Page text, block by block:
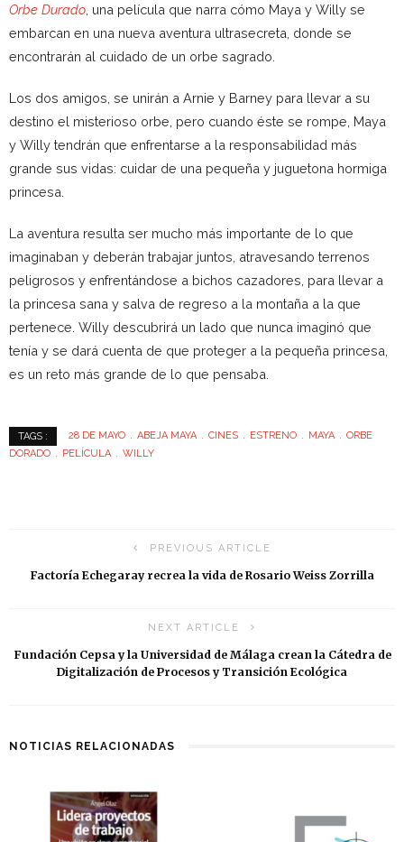
Orbe Durado , una película que narra cómo Maya y Willy se
embarcan en una nueva aventura ultrasecreta, donde se
encontrarán al cuidado de un orbe sagrado.
Los dos amigos, se unirán a Arnie y Barney para llevar a su
destino el misterioso orbe, pero cuando éste se rompe, Maya
y Willy tendrán que enfrentarse a la responsabilidad más
grande sus vidas: cuidar de una pequeña y juguetona hormiga
princesa.
La aventura resulta ser mucho más importante de lo que
imaginaban y deberán trabajar juntos, atravesando terrenos
peligrosos y enfrentándose a bichos cazadores, para llevar a
la princesa sana y salva de regreso a la montaña a la que
pertenece. Willy descubrirá un lado que nunca imaginó que
tenía y se dará cuenta de que proteger a la pequeña princesa,
es un reto más grande de lo que pensaba.
TAGS : 28 DE MAYO ABEJA MAYA CINES ESTRENO MAYA
ORBE
DORADO
PELÍCULA WILLY
PREVIOUS ARTICLE
Factoría Echegaray recrea la vida de Rosario Weiss Zorrilla
NEXT ARTICLE
Fundación Cepsa y la Universidad de Málaga crean la Cátedra de
Digitalización de Procesos y Transición Ecológica
NOTICIAS RELACIONADAS